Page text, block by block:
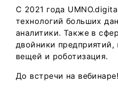
С 2021 года
технологий больших
аналитики. Также в
двойники
вещей и роботизация.
До встречи на вебинаре!